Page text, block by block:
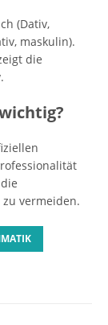
(Dativ,
maskulin).
die
vermeiden.